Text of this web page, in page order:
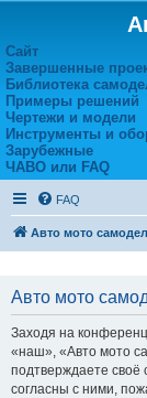
Сайт
Завершенные
Библиотека
Примеры решений
Чертежи и модели
Инструменты и
Зарубежные
ЧАВО или FAQ
FAQ
Авто мото
Авто мото
Заходя на
«наш», «Авто мото
подтверждаете своё
согласны с ними,